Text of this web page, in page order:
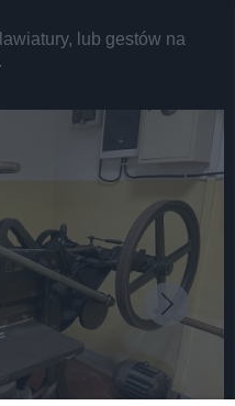
lub gestów na